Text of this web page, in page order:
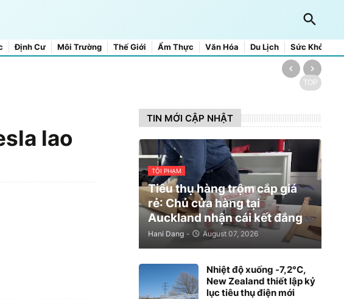
Định Cư Môi Trường Thế Giới Ẩm Thực Văn Hóa Du Lịch Sức Khỏe
TOP
lao
TIN MỚI CẬP NHẬT
TỘI PHẠM
Tiêu thụ hàng trộm cắp giá
rẻ: Chủ cửa hàng tại
Auckland nhận cái kết đắng
Hani Dang - August 07, 2026
Nhiệt độ xuống -7,2°C,
New Zealand thiết lập kỷ
lục tiêu thụ điện mới